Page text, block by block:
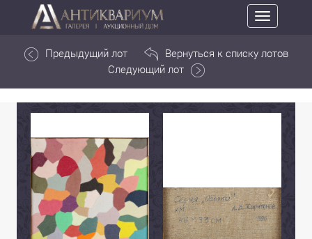
Toggle
navigation
Предыдущий лот
Вернуться к списку лотов
Следующий лот